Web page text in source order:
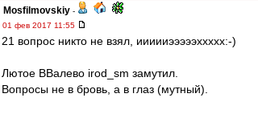
Mosfilmovskiy -
01 фев 2017 11:55
21 вопрос никто не взял, иииииэээээххххх:-)
Лютое ВВалево irod_sm замутил.
Вопросы не в бровь, а в глаз (мутный).